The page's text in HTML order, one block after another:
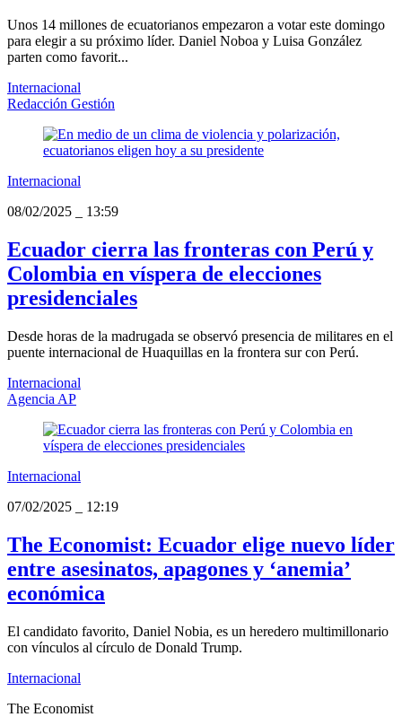
Unos 14 millones de ecuatorianos empezaron a votar este domingo
para elegir a su próximo líder. Daniel Noboa y Luisa González
parten como favorit...
Internacional
Redacción Gestión
Internacional
08/02/2025
13:59
Ecuador cierra las fronteras con Perú y
Colombia en víspera de elecciones
presidenciales
Desde horas de la madrugada se observó presencia de militares en el
puente internacional de Huaquillas en la frontera sur con Perú.
Internacional
Agencia AP
Internacional
07/02/2025
12:19
The Economist: Ecuador elige nuevo líder
entre asesinatos, apagones y ‘anemia’
económica
El candidato favorito, Daniel Nobia, es un heredero multimillonario
con vínculos al círculo de Donald Trump.
Internacional
The Economist